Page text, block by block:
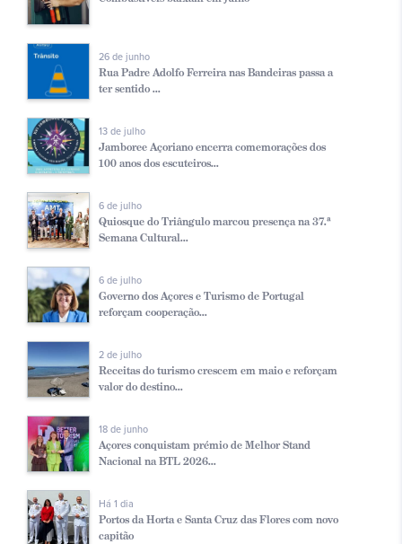
26 de junho
Rua Padre Adolfo Ferreira nas Bandeiras passa a
ter sentido ...
13 de julho
Jamboree Açoriano encerra comemorações dos
100 anos dos escuteiros...
6 de julho
Quiosque do Triângulo marcou presença na 37.ª
Semana Cultural...
6 de julho
Governo dos Açores e Turismo de Portugal
reforçam cooperação...
2 de julho
Receitas do turismo crescem em maio e reforçam
valor do destino...
18 de junho
Açores conquistam prémio de Melhor Stand
Nacional na BTL 2026...
Há 1 dia
Portos da Horta e Santa Cruz das Flores com novo
capitão